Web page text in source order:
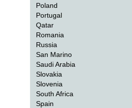
Poland
Portugal
Qatar
Romania
Russia
San Marino
Saudi Arabia
Slovakia
Slovenia
South Africa
Spain